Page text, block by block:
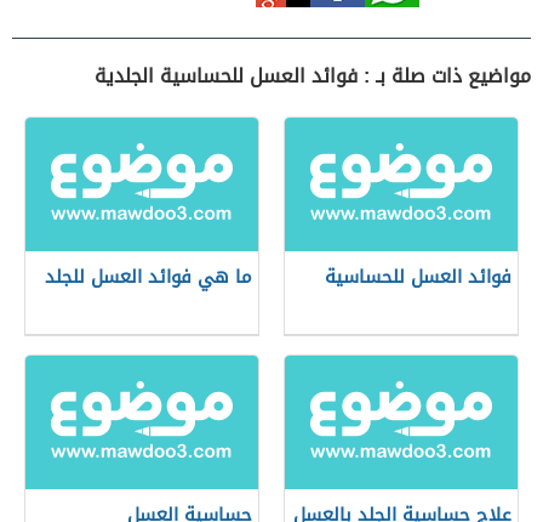
مواضيع ذات صلة بـ : فوائد العسل للحساسية الجلدية
فوائد العسل للحساسية ما هي فوائد العسل للجلد
علاج حساسية الجلد بالعسل حساسية العسل